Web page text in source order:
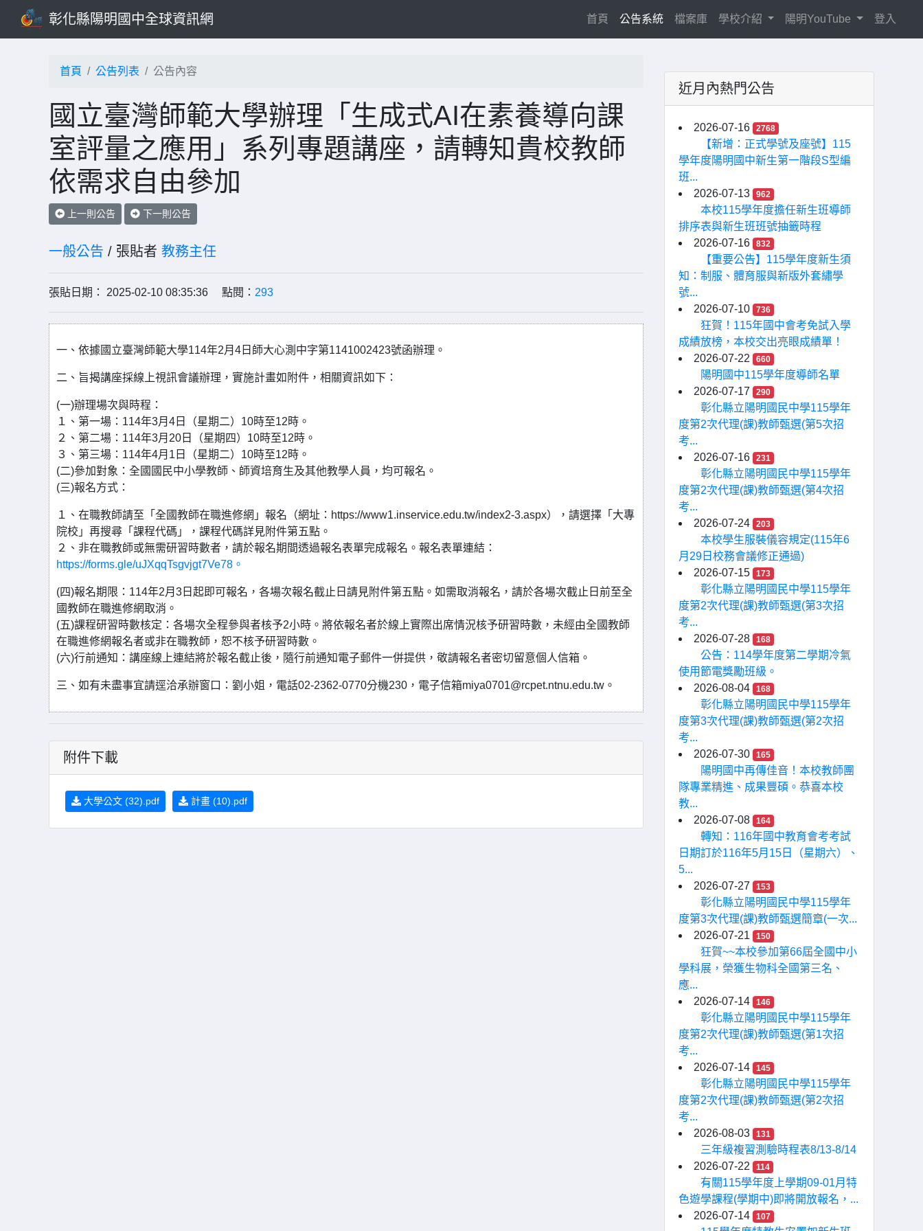
彰化縣陽明國中全球資訊網 首頁(current)
公告系統 檔案庫 學校介紹 陽明YouTube 登入
首頁 公告列表 公告內容
國立臺灣師範大學辦理「生成式AI在素養導向課
室評量之應用」系列專題講座，請轉知貴校教師
依需求自由參加
上一則公告 下一則公告
一般公告 / 張貼者 教務主任
張貼日期： 2025-02-10 08:35:36 點閱： 293
一、依據國立臺灣師範大學114年2月4日師大心測中字第1141002423號函辦理。
二、旨揭講座採線上視訊會議辦理，實施計畫如附件，相關資訊如下：
(一)辦理場次與時程：
１、第一場：114年3月4日（星期二）10時至12時。
２、第二場：114年3月20日（星期四）10時至12時。
３、第三場：114年4月1日（星期二）10時至12時。
(二)參加對象：全國國民中小學教師、師資培育生及其他教學人員，均可報名。
(三)報名方式：
１、在職教師請至「全國教師在職進修網」報名（網址：https://www1.inservice.edu.tw/index2-3.aspx），請選擇「大專
院校」再搜尋「課程代碼」，課程代碼詳見附件第五點。
２、非在職教師或無需研習時數者，請於報名期間透過報名表單完成報名。報名表單連結：
https://forms.gle/uJXqqTsgvjgt7Ve78。
(四)報名期限：114年2月3日起即可報名，各場次報名截止日請見附件第五點。如需取消報名，請於各場次截止日前至全
國教師在職進修網取消。
(五)課程研習時數核定：各場次全程參與者核予2小時。將依報名者於線上實際出席情況核予研習時數，未經由全國教師
在職進修網報名者或非在職教師，恕不核予研習時數。
(六)行前通知：講座線上連結將於報名截止後，隨行前通知電子郵件一併提供，敬請報名者密切留意個人信箱。
三、如有未盡事宜請逕洽承辦窗口：劉小姐，電話02-2362-0770分機230，電子信箱miya0701@rcpet.ntnu.edu.tw。
附件下載
大學公文 (32).pdf 計畫 (10).pdf
近月內熱門公告
2026-07-16 2768
【新增：正式學號及座號】115
學年度陽明國中新生第一階段S型編
班...
2026-07-13
962
本校115學年度擔任新生班導師
排序表與新生班班號抽籤時程
2026-07-16
832
【重要公告】115學年度新生須
知：制服、體育服與新版外套繡學
號...
2026-07-10
736
狂賀！115年國中會考免試入學
成績放榜，本校交出亮眼成績單！
2026-07-22
660
陽明國中115學年度導師名單
2026-07-17
290
彰化縣立陽明國民中學115學年
度第2次代理(課)教師甄選(第5次招
考...
2026-07-16
231
彰化縣立陽明國民中學115學年
度第2次代理(課)教師甄選(第4次招
考...
2026-07-24
203
本校學生服裝儀容規定(115年6
月29日校務會議修正通過)
2026-07-15
173
彰化縣立陽明國民中學115學年
度第2次代理(課)教師甄選(第3次招
考...
2026-07-28
168
公告：114學年度第二學期冷氣
使用節電獎勵班級。
2026-08-04
168
彰化縣立陽明國民中學115學年
度第3次代理(課)教師甄選(第2次招
考...
2026-07-30
165
陽明國中再傳佳音！本校教師團
隊專業精進、成果豐碩。恭喜本校
教...
2026-07-08
164
轉知：116年國中教育會考考試
日期訂於116年5月15日（星期六）、
5...
2026-07-27
153
彰化縣立陽明國民中學115學年
度第3次代理(課)教師甄選簡章(一次...
2026-07-21
150
狂賀~~本校參加第66屆全國中小
學科展，榮獲生物科全國第三名、
應...
2026-07-14
146
彰化縣立陽明國民中學115學年
度第2次代理(課)教師甄選(第1次招
考...
2026-07-14
145
彰化縣立陽明國民中學115學年
度第2次代理(課)教師甄選(第2次招
考...
2026-08-03
131
三年級複習測驗時程表8/13-8/14
2026-07-22
114
有關115學年度上學期09-01月特
色遊學課程(學期中)即將開放報名，...
2026-07-14
107